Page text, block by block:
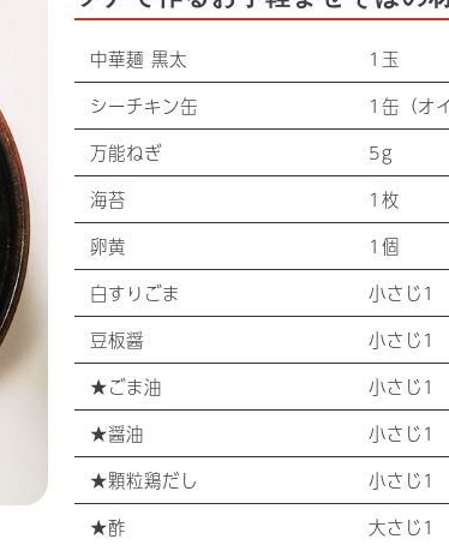
中華麺 黒太
1玉
シーチキン缶
1缶（オ
万能ねぎ
5g
海苔
1枚
卵黄
1個
白すりごま
小さじ1
豆板醤
小さじ1
★ごま油
小さじ1
★醤油
小さじ1
★顆粒鶏だし
小さじ1
★酢
大さじ1